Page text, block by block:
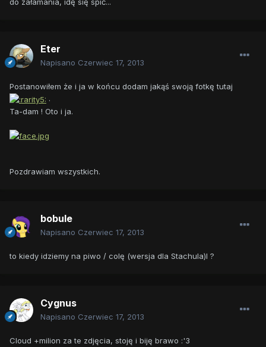
do załamania, idę się spić...
Eter
Napisano Czerwiec 17, 2013
Postanowiłem że i ja w końcu dodam jakąś swoją fotkę tutaj
.
Ta-dam ! Oto i ja.
Pozdrawiam wszystkich.
bobule
Napisano Czerwiec 17, 2013
to kiedy idziemy na piwo / colę (wersja dla Stachula)l ?
Cygnus
Napisano Czerwiec 17, 2013
Cloud +milion za te zdjęcia, stoję i biję brawo :'3